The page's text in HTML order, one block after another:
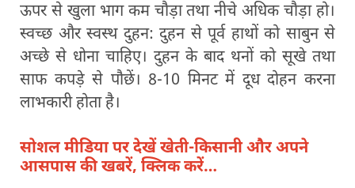
ऊपर से खुला भाग कम चौड़ा तथा नीचे अधिक चौड़ा हो।
स्वच्छ और स्वस्थ दुहन: दुहन से पूर्व हाथों को साबुन से
अच्छे से धोना चाहिए। दुहन के बाद थनों को सूखे तथा
साफ कपड़े से पौछें। 8-10 मिनट में दूध दोहन करना
लाभकारी होता है।
सोशल मीडिया पर देखें खेती-किसानी और अपने
आसपास की खबरें, क्लिक करें…